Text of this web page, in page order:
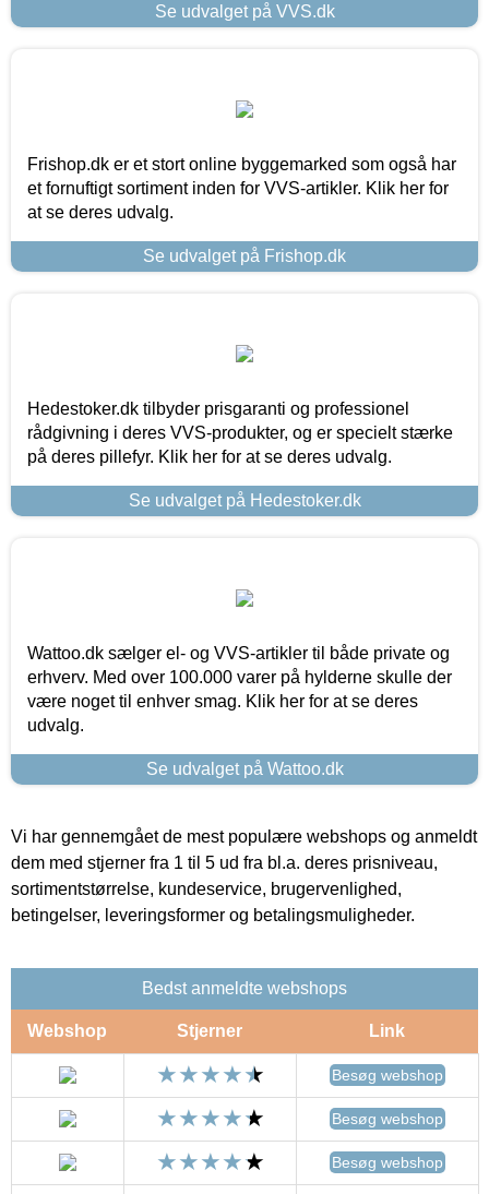
Se udvalget på VVS.dk
Frishop.dk er et stort online byggemarked som også har
et fornuftigt sortiment inden for VVS-artikler. Klik her for
at se deres udvalg.
Se udvalget på Frishop.dk
Hedestoker.dk tilbyder prisgaranti og professionel
rådgivning i deres VVS-produkter, og er specielt stærke
på deres pillefyr. Klik her for at se deres udvalg.
Se udvalget på Hedestoker.dk
Wattoo.dk sælger el- og VVS-artikler til både private og
erhverv. Med over 100.000 varer på hylderne skulle der
være noget til enhver smag. Klik her for at se deres
udvalg.
Se udvalget på Wattoo.dk
Vi har gennemgået de mest populære webshops og anmeldt
dem med stjerner fra 1 til 5 ud fra bl.a. deres prisniveau,
sortimentstørrelse, kundeservice, brugervenlighed,
betingelser, leveringsformer og betalingsmuligheder.
Bedst anmeldte webshops
Webshop Stjerner Link
Besøg webshop
Besøg webshop
Besøg webshop